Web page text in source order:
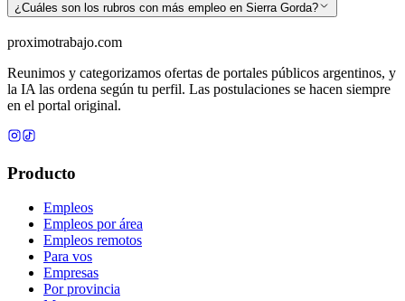
¿Cuáles son los rubros con más empleo en Sierra Gorda?
proximotrabajo.com
Reunimos y categorizamos ofertas de portales públicos argentinos, y
la IA las ordena según tu perfil. Las postulaciones se hacen siempre
en el portal original.
Producto
Empleos
Empleos por área
Empleos remotos
Para vos
Empresas
Por provincia